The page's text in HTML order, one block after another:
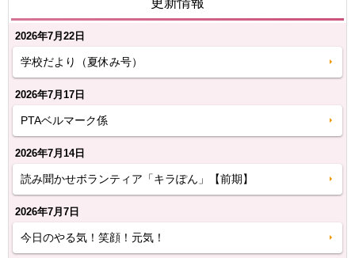
2026年7月22日
学校だより（夏休み号）
2026年7月17日
PTAベルマーク係
2026年7月14日
読み聞かせボランティア「キラぽん」【前期】
2026年7月7日
今日のやる気！笑顔！元気！